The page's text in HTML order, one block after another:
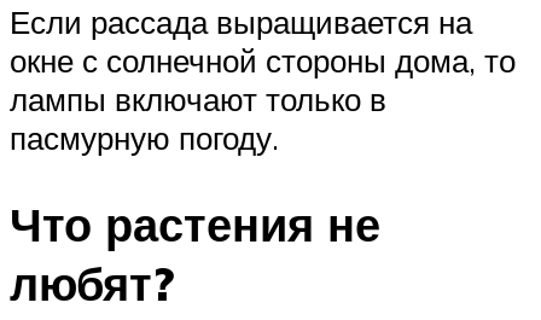
Если рассада выращивается на
окне с солнечной стороны дома, то
лампы включают только в
пасмурную погоду.
Что растения не
любят?